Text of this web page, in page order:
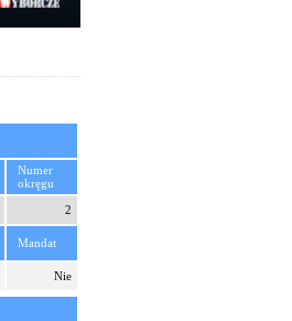
Numer
okręgu
2
Mandat
Nie